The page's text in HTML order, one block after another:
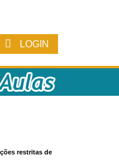
LOGIN
restritas de